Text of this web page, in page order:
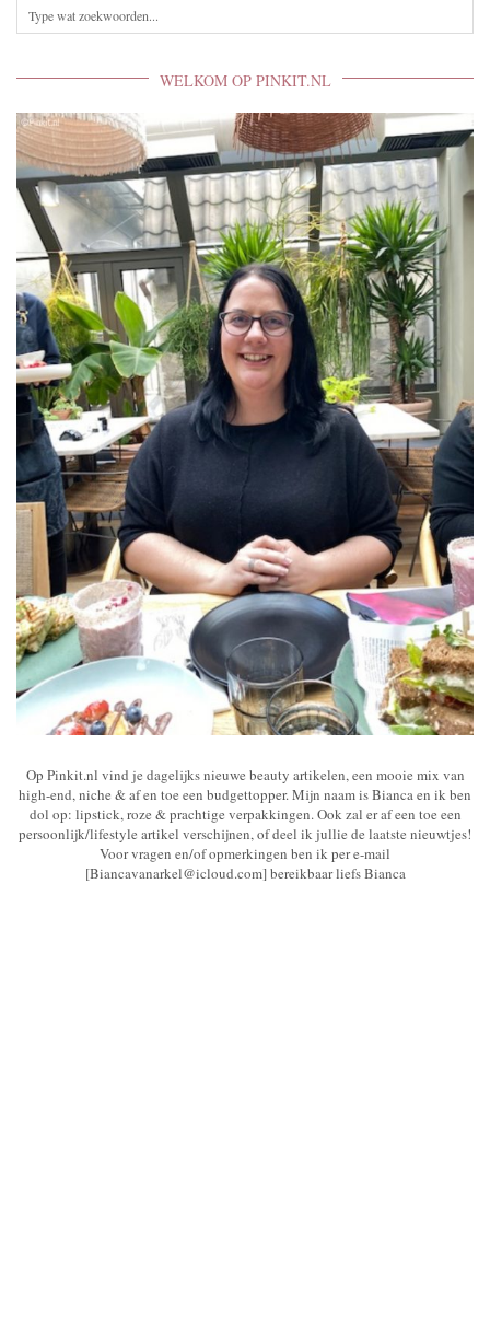
WELKOM OP PINKIT.NL
Op Pinkit.nl vind je dagelijks nieuwe beauty artikelen, een mooie mix van
high-end, niche & af en toe een budgettopper. Mijn naam is Bianca en ik ben
dol op: lipstick, roze & prachtige verpakkingen. Ook zal er af een toe een
persoonlijk/lifestyle artikel verschijnen, of deel ik jullie de laatste nieuwtjes!
Voor vragen en/of opmerkingen ben ik per e-mail
[Biancavanarkel@icloud.com] bereikbaar liefs Bianca